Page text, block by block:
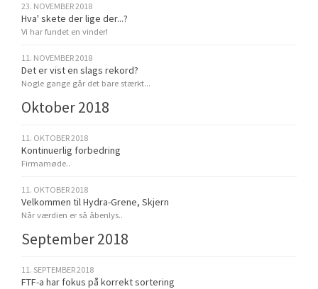
23. NOVEMBER 2018
Hva' skete der lige der...?
Vi har fundet en vinder!
11. NOVEMBER 2018
Det er vist en slags rekord?
Nogle gange går det bare stærkt...
Oktober 2018
11. OKTOBER 2018
Kontinuerlig forbedring
Firmamøde..
11. OKTOBER 2018
Velkommen til Hydra-Grene, Skjern
Når værdien er så åbenlys..
September 2018
11. SEPTEMBER 2018
FTF-a har fokus på korrekt sortering